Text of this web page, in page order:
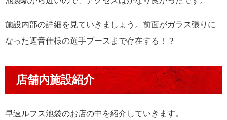
施設内部の詳細を見ていきましょう。前面がガラス張りに
なった遮音仕様の選手ブースまで存在する！？
店舗内施設紹介
早速ルフス池袋のお店の中を紹介していきます。